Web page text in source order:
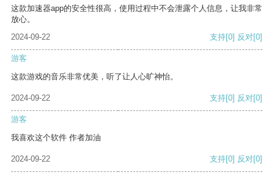
这款加速器app的安全性很高，使用过程中不会泄露个人信息，让我非常
放心。
2024-09-22
支持[0] 反对[0]
游客
这款游戏的音乐非常优美，听了让人心旷神怡。
2024-09-22 支持[0] 反对[0]
游客
我喜欢这个软件 作者加油
2024-09-22 支持[0] 反对[0]